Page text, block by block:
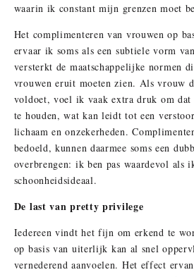
waarin ik constant mijn grenzen moet
Het complimenteren van vrouwen op
ervaar ik soms als een subtiele vorm
versterkt de maatschappelijke normen
vrouwen eruit moeten zien. Als vrouw
voldoet, voel ik vaak extra druk om dat
te houden, wat kan leidt tot een
lichaam en onzekerheden.
bedoeld, kunnen daarmee soms een
overbrengen: ik ben pas waardevol als
schoonheidsideaal.
De last van pretty privilege
Iedereen vindt het fijn om erkend te
op basis van uiterlijk kan al snel
vernederend aanvoelen. Het effect